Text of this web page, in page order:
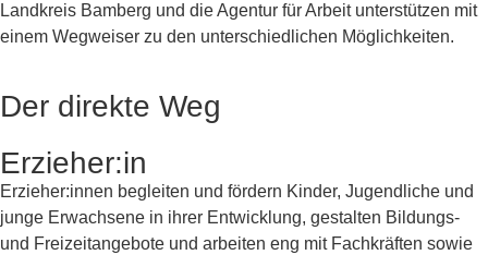
Landkreis Bamberg und die Agentur für Arbeit unterstützen mit
einem Wegweiser zu den unterschiedlichen Möglichkeiten.
Der direkte Weg
Erzieher:in
Erzieher:innen begleiten und fördern Kinder, Jugendliche und
junge Erwachsene in ihrer Entwicklung, gestalten Bildungs-
und Freizeitangebote und arbeiten eng mit Fachkräften sowie